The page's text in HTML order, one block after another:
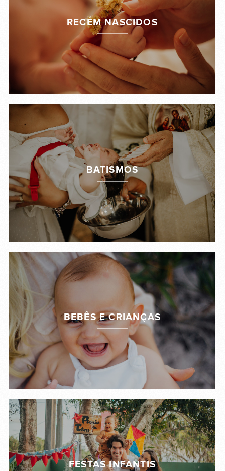
RECÉM NASCIDOS
BATISMOS
BEBÊS E CRIANÇAS
FESTAS INFANTIS